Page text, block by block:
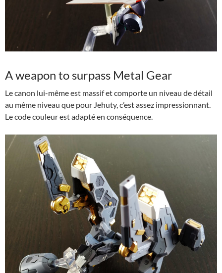
A weapon to surpass Metal Gear
Le canon lui-même est massif et comporte un niveau de détail
au même niveau que pour Jehuty, c’est assez impressionnant.
Le code couleur est adapté en conséquence.